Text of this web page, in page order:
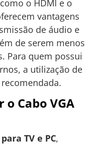
o HDMI e o
vantagens
de áudio e
de serem menos
Para quem possui
a utilização de
o Cabo VGA
TV e PC,